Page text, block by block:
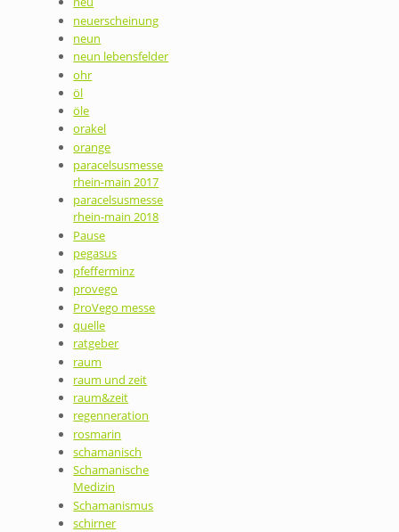
neuerscheinung
neun
neun lebensfelder
ohr
öl
öle
orakel
orange
paracelsusmesse
rhein-main 2017
paracelsusmesse
rhein-main 2018
Pause
pegasus
pfefferminz
provego
ProVego messe
quelle
ratgeber
raum
raum und zeit
raum&zeit
regenneration
rosmarin
schamanisch
Schamanische
Medizin
Schamanismus
schirner